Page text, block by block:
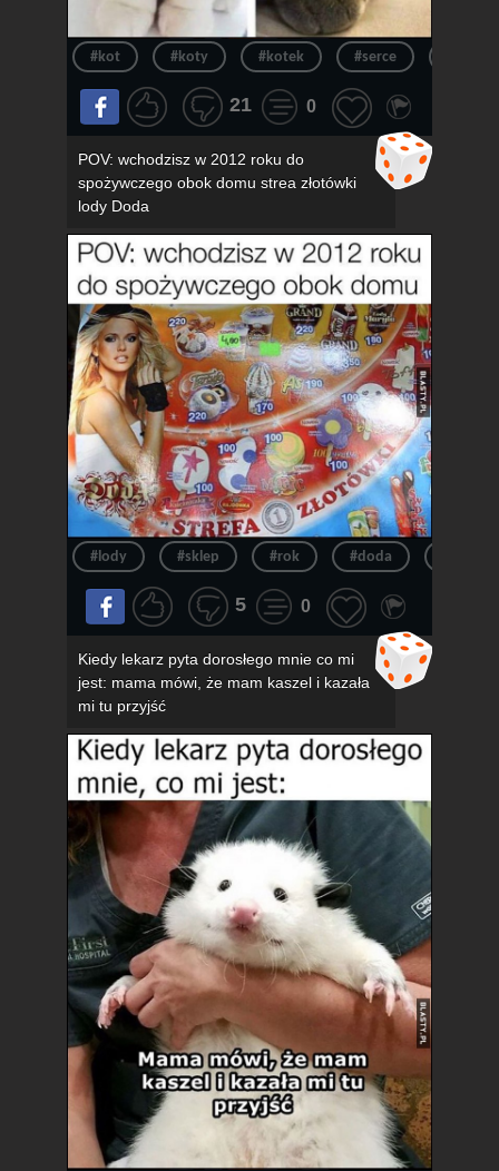
#kot #koty #kotek #serce
21 0
POV: wchodzisz w 2012 roku do
spożywczego obok domu strea złotówki
lody Doda
#lody #sklep #rok #doda
5 0
Kiedy lekarz pyta dorosłego mnie co mi
jest: mama mówi, że mam kaszel i kazała
mi tu przyjść